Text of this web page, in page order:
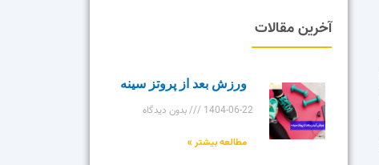
آخرین مقالات
ورزش بعد از پروتز سینه
1404-06-22
بدون دیدگاه
مطالعه بیشتر »